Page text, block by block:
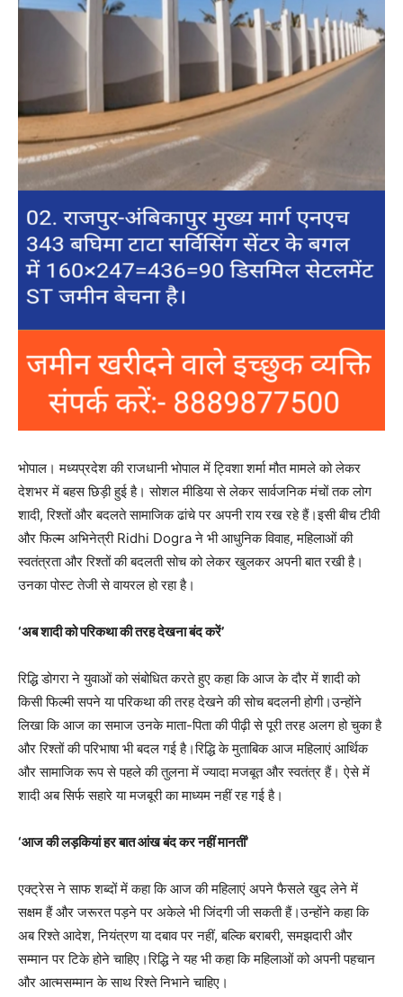
भोपाल। मध्यप्रदेश की राजधानी भोपाल में ट्विशा शर्मा मौत मामले को लेकर
देशभर में बहस छिड़ी हुई है। सोशल मीडिया से लेकर सार्वजनिक मंचों तक लोग
शादी, रिश्तों और बदलते सामाजिक ढांचे पर अपनी राय रख रहे हैं।इसी बीच टीवी
और फिल्म अभिनेत्री Ridhi Dogra ने भी आधुनिक विवाह, महिलाओं की
स्वतंत्रता और रिश्तों की बदलती सोच को लेकर खुलकर अपनी बात रखी है।
उनका पोस्ट तेजी से वायरल हो रहा है।
‘अब शादी को परिकथा की तरह देखना बंद करें’
रिद्धि डोगरा ने युवाओं को संबोधित करते हुए कहा कि आज के दौर में शादी को
किसी फिल्मी सपने या परिकथा की तरह देखने की सोच बदलनी होगी।उन्होंने
लिखा कि आज का समाज उनके माता-पिता की पीढ़ी से पूरी तरह अलग हो चुका है
और रिश्तों की परिभाषा भी बदल गई है।रिद्धि के मुताबिक आज महिलाएं आर्थिक
और सामाजिक रूप से पहले की तुलना में ज्यादा मजबूत और स्वतंत्र हैं। ऐसे में
शादी अब सिर्फ सहारे या मजबूरी का माध्यम नहीं रह गई है।
‘आज की लड़कियां हर बात आंख बंद कर नहीं मानतीं’
एक्ट्रेस ने साफ शब्दों में कहा कि आज की महिलाएं अपने फैसले खुद लेने में
सक्षम हैं और जरूरत पड़ने पर अकेले भी जिंदगी जी सकती हैं।उन्होंने कहा कि
अब रिश्ते आदेश, नियंत्रण या दबाव पर नहीं, बल्कि बराबरी, समझदारी और
सम्मान पर टिके होने चाहिए।रिद्धि ने यह भी कहा कि महिलाओं को अपनी पहचान
और आत्मसम्मान के साथ रिश्ते निभाने चाहिए।